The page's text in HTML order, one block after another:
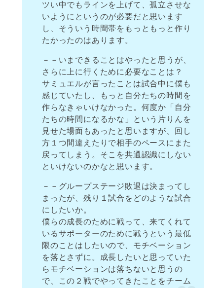
ツい中でもラインを上げて、孤立させな
いようにというのが必要だと思います
し、そういう時間帯をもっともっと作り
たかったのはあります。
－－いまできることはやったと思うが、
さらに上に行くために必要なことは？
サミュエルが言ったことは試合中に僕も
感じていたし、もっと自分たちの時間を
作らなきゃいけなかった。何度か「自分
たちの時間になるかな」という片りんを
見せた場面もあったと思いますが、回し
方１つ間違えたりで相手のペースにまた
戻ってしまう。そこを共通認識にしない
といけないのかなと思います。
－－グループステージ敗退は決まってし
まったが、残り１試合をどのような試合
にしたいか。
僕らの成長のために戦って、来てくれて
いるサポーターのために戦うという最低
限のことはしたいので、モチベーション
を落とさずに。成長したいと思っていた
らモチベーションは落ちないと思うの
で、この２戦でやってきたことをチーム